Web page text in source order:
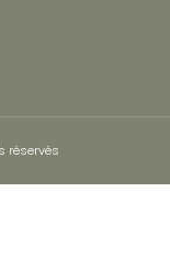
réservés